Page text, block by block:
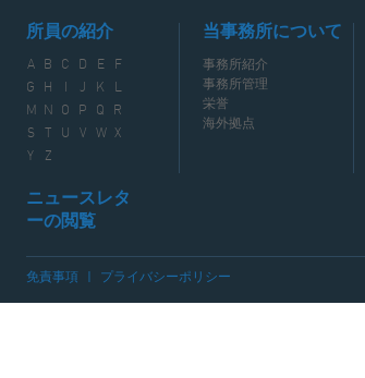
所員の紹介
A B C D E
F
G
H J K
L
M
N O P Q
R
S
U V W X
Y
Z
ニュースレタ
ーの閲覧
当事務所について
事務所紹介
事務所管理
栄誉
海外拠点
免責事項 プライバシーポリシー